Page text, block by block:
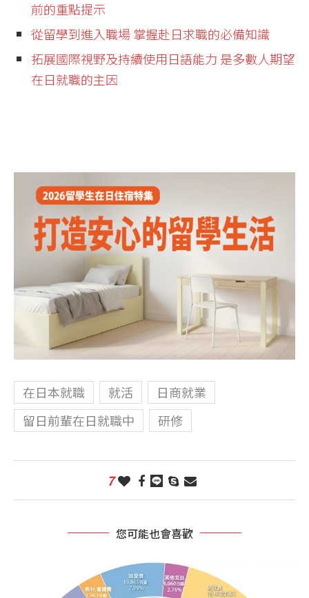
前的重點提示
從留學到進入職場 掌握赴日求職的必備知識
拓展國際視野及持續使用日語能力 是多數人期望
在日就職的主因
在日本就職 就活
日商就業
留日前輩在日就職中
研修
7
您可能也會喜歡